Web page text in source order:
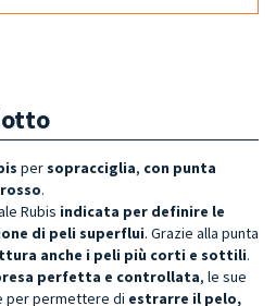
persopracciglia, con punta
.
Rubis indicata per definire le
di peli superflui. Grazie alla punta
anche i peli più corti e sottili.
perfetta e controllata, le sue
per permettere di estrarre il pelo,